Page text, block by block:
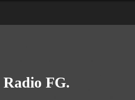
Radio FG.